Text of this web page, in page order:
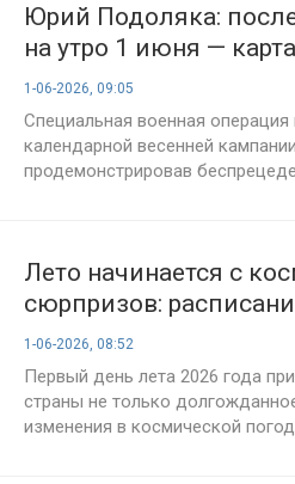
Юрий Подоляка:
на утро 1 июня —
действий и анализ
на сегодня
1-06-2026, 09:05
Специальная военная
календарной весенней
продемонстрировав
Лето начинается с
сюрпризов:
на июнь 2026 года и
сегодня
1-06-2026, 08:52
Первый день лета 2026 года
страны не только
изменения в космической